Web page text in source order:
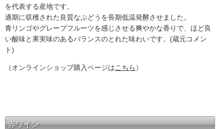
を代表する産地です。
適期に収穫された良質なぶどうを長期低温発酵させました。
青リンゴやグレープフルーツを感じさせる爽やかな香りで、ほど良
い酸味と果実味のあるバランスのとれた味わいです。(蔵元コメン
ト)
（オンラインショップ購入ページはこちら ）
赤ワイン